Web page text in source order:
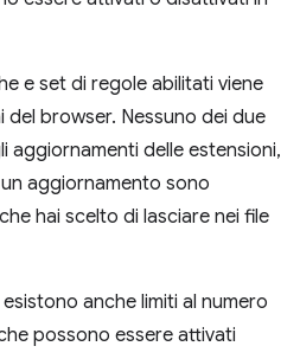
e set di regole abilitati viene
browser. Nessuno dei due
aggiornamenti delle estensioni,
aggiornamento sono
hai scelto di lasciare nei file
anche limiti al numero
possono essere attivati